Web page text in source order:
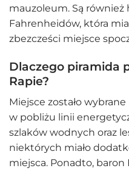
mauzoleum. Są
Fahrenheidów, która
zbezcześci miejsce
Dlaczego piramida
Rapie?
Miejsce zostało
w pobliżu linii
szlaków wodnych oraz
niektórych miało
miejsca. Ponadto, baron